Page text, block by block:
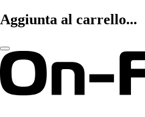
Aggiunta al carrello...